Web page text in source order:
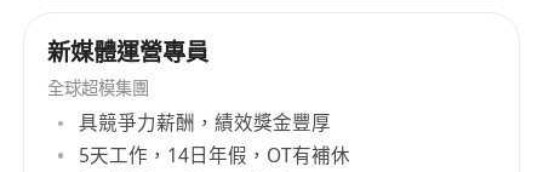
新媒體運營專員
全球超模集團
具競爭力薪酬，績效獎金豐厚
5天工作，14日年假，OT有補休